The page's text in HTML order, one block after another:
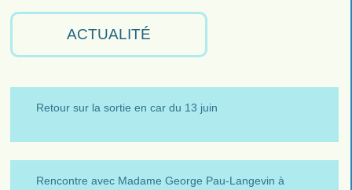
ACTUALITÉ
Retour sur la sortie en car du 13 juin
Rencontre avec Madame George Pau-Langevin à